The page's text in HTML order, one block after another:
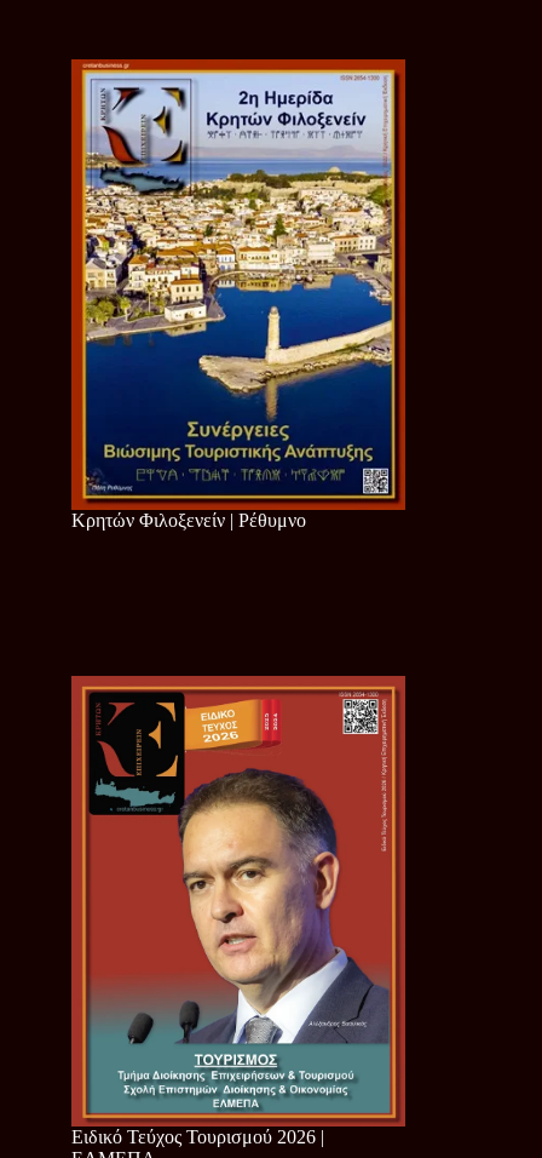
Κρητών Φιλοξενείν | Ρέθυμνο
Ειδικό Τεύχος Τουρισμού 2026 |